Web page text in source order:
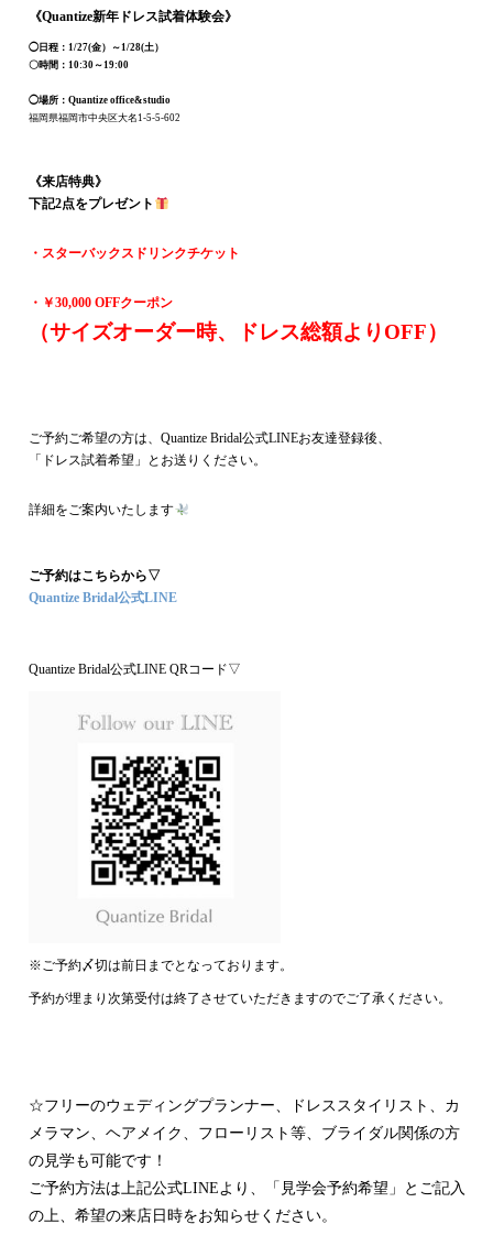
《Quantize新年ドレス試着体験会》
◯日程：1/27(金）～1/28(土）
〇時間：10:30～19:00
◯場所：Quantize office&studio
福岡県福岡市中央区大名1-5-5-602
《来店特典》
下記2点をプレゼント
・スターバックスドリンクチケット
・￥30,000 OFFクーポン
（サイズオーダー時、ドレス総額よりOFF）
ご予約ご希望の方は、Quantize Bridal公式LINEお友達登録後、
「ドレス試着希望」とお送りください。
詳細をご案内いたします
ご予約はこちらから▽
Quantize Bridal公式LINE
Quantize Bridal公式LINE QRコード▽
※ご予約〆切は前日までとなっております。
予約が埋まり次第受付は終了させていただきますのでご了承ください。
☆フリーのウェディングプランナー、ドレススタイリスト、カ
メラマン、ヘアメイク、フローリスト等、ブライダル関係の方
の見学も可能です！
ご予約方法は上記公式LINEより、「見学会予約希望」とご記入
の上、希望の来店日時をお知らせください。